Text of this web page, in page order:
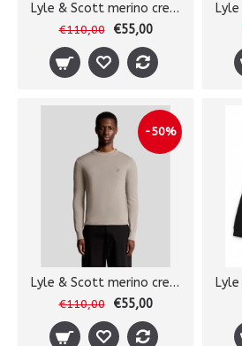
Lyle & Scott merino crewneck
€110,00 €55,00
-50%
Lyle & Scott merino crewneck
€110,00 €55,00